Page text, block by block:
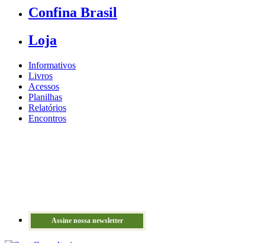
Confina Brasil
Loja
Informativos
Livros
Acessos
Planilhas
Relatórios
Encontros
Assine nossa newsletter